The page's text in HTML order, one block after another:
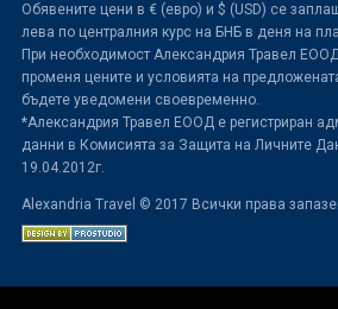
Обявените цени в € (евро) и $ (USD) се
лева по централния курс на БНБ в деня на
При необходимост Александрия Травел
променя цените и условията на
бъдете уведомени своевременно.
*Александрия Травел ЕООД е регистриран
данни в Комисията за Защита на Личните
19.04.2012г.
Alexandria Travel © 2017 Всички права